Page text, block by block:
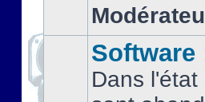
Software
Dans